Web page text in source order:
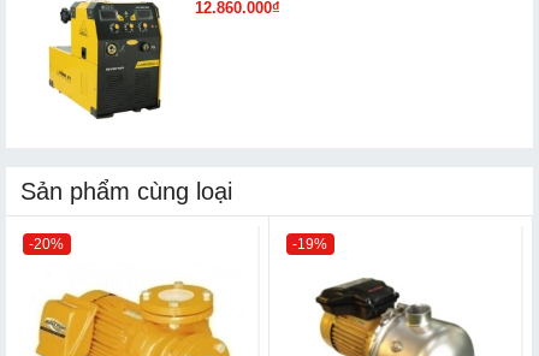
12.860.000₫
Sản phẩm cùng loại
-20% -19%